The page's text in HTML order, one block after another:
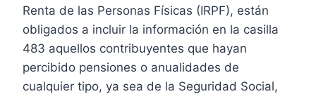
Renta de las Personas Físicas (IRPF), están
obligados a incluir la información en la casilla
483 aquellos contribuyentes que hayan
percibido pensiones o anualidades de
cualquier tipo, ya sea de la Seguridad Social,